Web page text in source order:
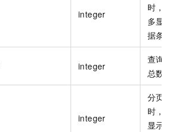
integer
时，
多显
据条
integer
查询
总数
integer
分页
时，
显示